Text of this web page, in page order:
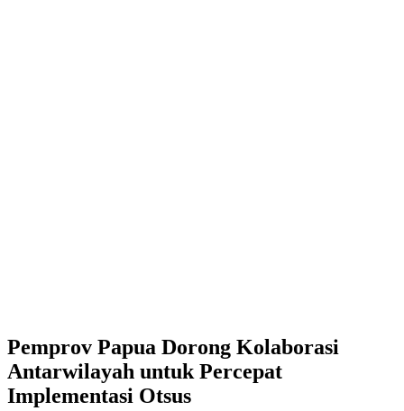
Pemprov Papua Dorong Kolaborasi
Antarwilayah untuk Percepat
Implementasi Otsus